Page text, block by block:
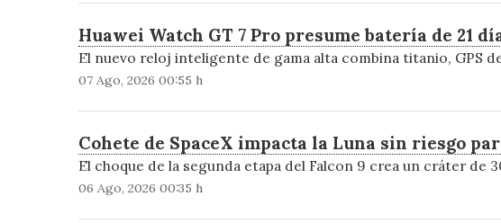
Huawei Watch GT 7 Pro presume batería de 21
El nuevo reloj inteligente de gama alta combina titanio, GPS
07 Ago, 2026 00:55 h
Cohete de SpaceX impacta la Luna sin riesgo
El choque de la segunda etapa del Falcon 9 crea un cráter
06 Ago, 2026 00:35 h